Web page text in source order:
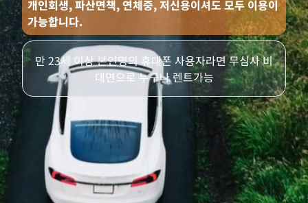
개인회생, 파산면책, 연체중, 저신용이셔도 모두 이용이
가능합니다.
만 23세 이상 본인명의 휴대폰 사용자라면 무심사 비
대면으로 누구나 렌트가능